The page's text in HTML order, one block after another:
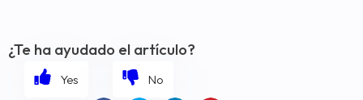
¿Te ha ayudado el artículo?